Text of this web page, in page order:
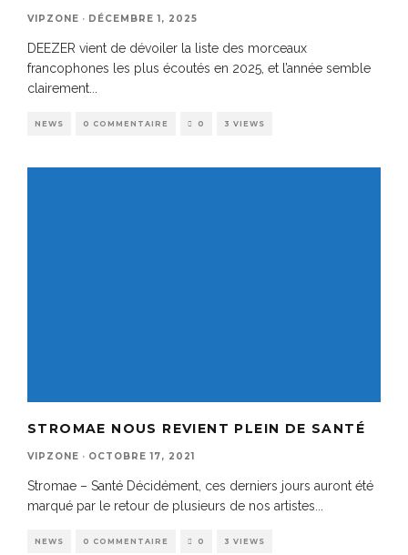
VIPZONE · DÉCEMBRE 1, 2025
DEEZER vient de dévoiler la liste des morceaux
francophones les plus écoutés en 2025, et l’année semble
clairement
NEWS 0 COMMENTAIRE 0 3 VIEWS
STROMAE NOUS REVIENT PLEIN DE SANTÉ
VIPZONE · OCTOBRE 17, 2021
Stromae – Santé Décidément, ces derniers jours auront été
marqué par le retour de plusieurs de nos artistes...
NEWS 0 COMMENTAIRE 0 3 VIEWS